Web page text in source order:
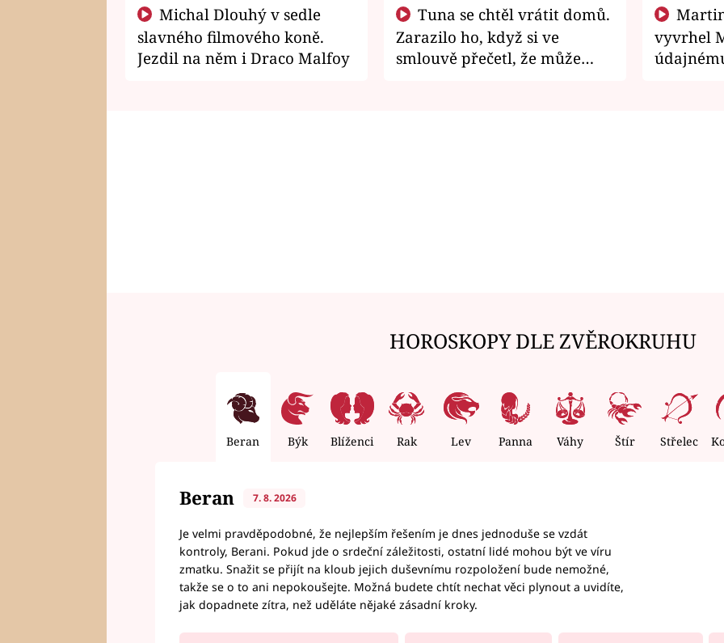
slavného filmového koně.
Jezdil na něm i Draco Malfoy
Zarazilo ho, když si ve
smlouvě přečetl, že může
vyvrhel
HOROSKOPY DLE ZVĚROKRUHU
Beran Býk Blíženci Rak Lev Panna Váhy Štír Střelec
Beran 7. 8. 2026
Je velmi pravděpodobné, že nejlepším řešením je dnes jednoduše se vzdát
kontroly, Berani. Pokud jde o srdeční záležitosti, ostatní lidé mohou být ve víru
zmatku. Snažit se přijít na kloub jejich duševnímu rozpoložení bude nemožné,
takže se o to ani nepokoušejte. Možná budete chtít nechat věci plynout a uvidíte,
jak dopadnete zítra, než uděláte nějaké zásadní kroky.